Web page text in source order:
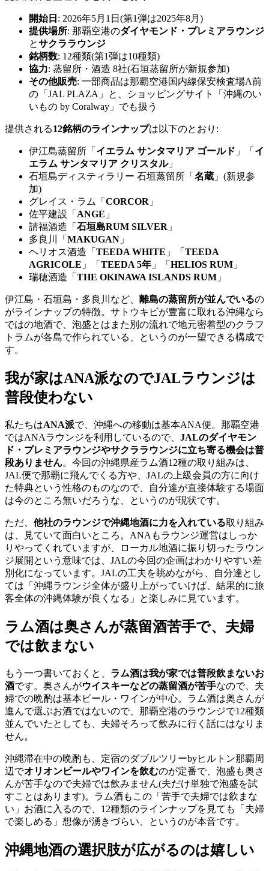
開始日 : 2026年5月1日(第1弾は2025年8月)
提供場所: 那覇空港のダイヤモンド・プレミアラウンジ
とサクララウンジ
銘柄数: 12種類(第1弾は10種類)
協力: 蒸留所・酒造 8社(石垣蒸留所が新規参加)
その他販売: 一部商品は那覇空港国内線保安検査場A前
の「JAL PLAZA」と、ショッピングサイト「沖縄のい
いもの by Coralway」でも扱う
提供される12銘柄のラインナップは以下のとおり:
伊江島蒸留所「 イエラム サンタマリア ゴールド 」「 イ
エラム サンタマリア クリスタル」
石垣島ディスティラリー 石垣蒸留所「 名蔵 」(新規参
加)
グレイス・ラム「 CORCOR 」
佐平建設「 ANGE 」
請福酒造「 石垣島RUM SILVER 」
多良川「 MAKUGAN 」
ヘリオス酒造「 TEEDA WHITE 」「 TEEDA
AGRICOLE 」「 TEEDA 5年 」「 HELIOS RUM 」
瑞穂酒造「 THE OKINAWA ISLANDS RUM 」
伊江島・石垣島・多良川など、 離島の蒸留所が並んでいるの
がラインナップの特徴。サトウキビが豊富に取れる沖縄なら
ではの地酒で、泡盛とはまた別の流れで地元密着型のクラフ
トラムが各島で作られている、というのが一望できる構成で
す。
我が家はANA派なのでJALラウンジは
普段使わない
私たちはANA派で、沖縄への移動は基本ANA便。那覇空港
ではANAラウンジを利用しているので、 JALのダイヤモン
ド・プレミアラウンジやサクララウンジに立ち寄る機会は普
段ありません。今回の沖縄県産ラム酒12種の取り組みは、
JAL便で那覇に飛んでくる方や、JALの上級会員の方に向け
た特典という性格のものなので、自分達が直接体験する場面
は今のところ無いだろうな、というのが現状です。
ただ、 他社のラウンジで沖縄地酒に力を入れている取り組み
は、見ていて面白いところ。ANAもラウンジ運営はしっか
りやってくれていますが、ローカル地酒に振り切ったラウン
ジ展開という意味では、JALの今回の企画はわかりやすい差
別化になっています。JALの工夫を眺めながら、自分達とし
ては「沖縄ラウンジ全体が盛り上がっていけば、結果的に旅
客全体の沖縄体験が良くなる」と楽しみに見ています。
ラム酒は奥さんが蒸留酒苦手で、夫婦
では飲まない
もう一つ書いておくと、 ラム酒は我が家では普段飲まないお
酒です。奥さんがウイスキーなどの蒸留酒が苦手なので、夫
婦での晩酌は基本ビール・ワインが中心。ラム酒は奥さんが
進んで選ぶお酒ではないので、那覇空港のラウンジで12種類
並んでいたとしても、夫婦そろって飲みに行く話にはなりま
せん。
沖縄滞在中の晩酌も、定宿のダブルツリーbyヒルトン那覇周
辺でオリオンビールやワインを飲むのが定番で、泡盛も奥さ
んが苦手なので夫婦では飲みません(夫だけ単独で泡盛を試
すことはあります)。ラム酒もこの「苦手で夫婦では飲まな
い」お酒に入るので、12種類のラインナップを見ても「夫婦
で楽しめる」想像が湧きづらい、というのが本音です。
沖縄地酒の選択肢が広がるのは嬉しい